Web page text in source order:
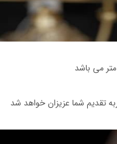
تقدیم شما عزیزان خواهد شد